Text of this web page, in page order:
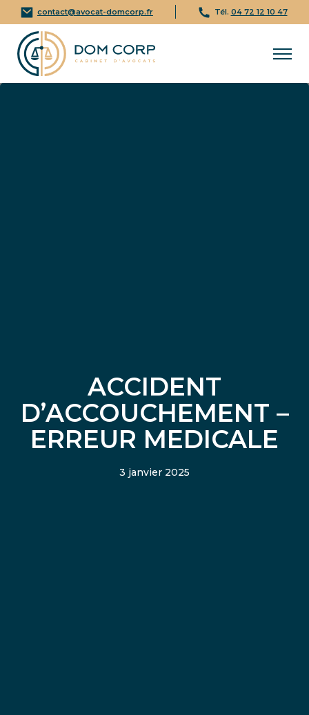
contact@avocat-domcorp.fr Tél. 04 72 12 10 47
ACCIDENT
D’ACCOUCHEMENT –
ERREUR MEDICALE
3 janvier 2025